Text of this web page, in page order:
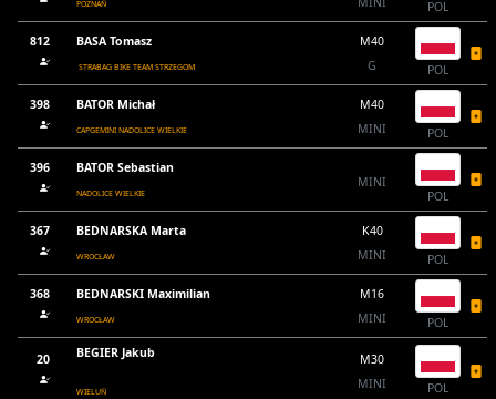
POZNAŃ POL
812 BASA Tomasz
STRABAG BIKE TEAM STRZEGOM
M40
G
POL
398 BATOR Michał
CAPGEMINI NADOLICE WIELKIE
M40
MINI
POL
396 BATOR Sebastian
NADOLICE WIELKIE
MINI
POL
367 BEDNARSKA Marta
WROCŁAW
K40
MINI
POL
368 BEDNARSKI Maximilian
WROCŁAW
M16
MINI
POL
20 BEGIER Jakub
WIELUŃ
M30
MINI
POL